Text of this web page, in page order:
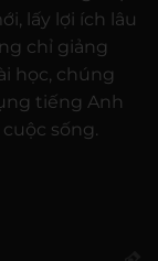
lấy lợi ích lâu
chỉ giảng
học, chúng
tiếng Anh
sống.